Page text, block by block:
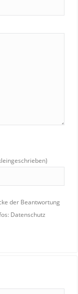
der Beantwortung
Datenschutz